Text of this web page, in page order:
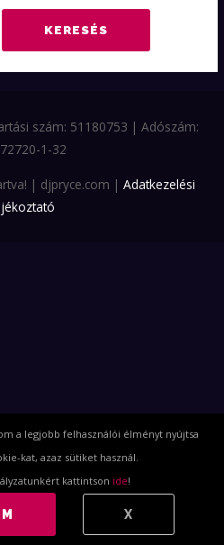
szám: 51180753 | Adószám:
1-32
| djpryce.com | Adatkezelési
a legjobb felhasználói élményt nyújtsa
kat, azaz sütiket használ.
kattintson ide!
X